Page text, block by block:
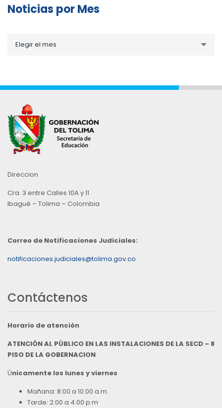
Noticias por Mes
porElegir el mes
Direccion
Cra. 3 entre Calles 10A y 11
Ibagué – Tolima – Colombia
Correo de Notificaciones Judiciales:
notificaciones.judiciales@tolima.gov.co
Contáctenos
Horario de atención
ATENCIÓN AL PÚBLICO EN LAS INSTALACIONES DE LA SECD – 8
PISO DE LA GOBERNACION
Únicamente los lunes y viernes
Mañana: 8:00 a 10:00 a.m.
Tarde: 2:00 a 4:00 p.m